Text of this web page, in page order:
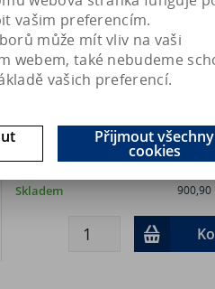
RECON X - ošetření a
(500ml)
900,90
Skladem
vašim preferencím.
může mít vliv na vaši
webem, také nebudeme
vašich preferencí.
Přijmout všechny
cookies